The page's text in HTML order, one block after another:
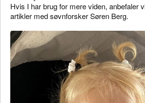
Hvis I har brug for mere viden, anbefaler
artikler med søvnforsker Søren Berg.